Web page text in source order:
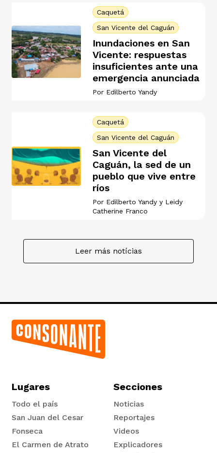
Caquetá
San Vicente del Caguán
Inundaciones en San
Vicente: respuestas
insuficientes ante una
emergencia anunciada
Por Edilberto Yandy
Caquetá
San Vicente del Caguán
San Vicente del
Caguán, la sed de un
pueblo que vive entre
ríos
Por Edilberto Yandy y Leidy
Catherine Franco
Leer más notícias
Lugares
Todo el país
San Juan del Cesar
Fonseca
El Carmen de Atrato
Secciones
Noticias
Reportajes
Videos
Explicadores